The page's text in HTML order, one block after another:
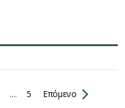
.... 5 Επόμενο